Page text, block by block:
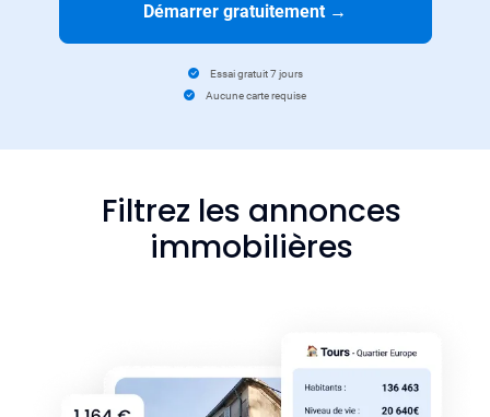
Démarrer gratuitement →
Essai gratuit 7 jours
Aucune carte requise
Filtrez les annonces
immobilières